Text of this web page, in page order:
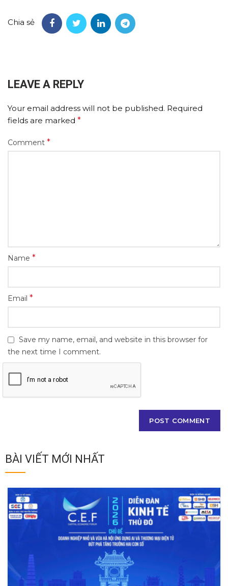
Chia sẻ
LEAVE A REPLY
Your email address will not be published. Required
fields are marked *
Comment *
Name *
Email *
Save my name, email, and website in this browser for
the next time I comment.
BÀI VIẾT MỚI NHẤT